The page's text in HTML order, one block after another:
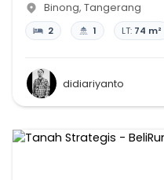
Binong, Tangerang
2 1 LT: 74 m²
didiariyanto